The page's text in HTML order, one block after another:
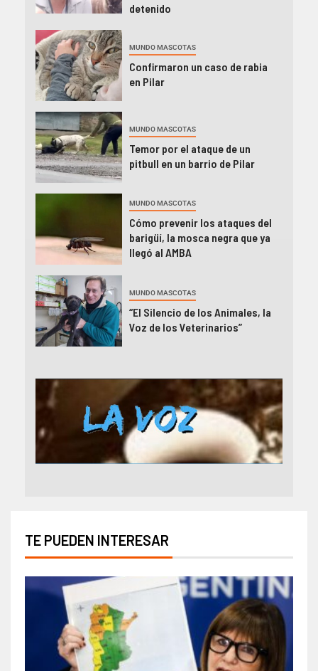
detenido
MUNDO MASCOTAS
Confirmaron un caso de rabia
en Pilar
MUNDO MASCOTAS
Temor por el ataque de un
pitbull en un barrio de Pilar
MUNDO MASCOTAS
Cómo prevenir los ataques del
barigüí, la mosca negra que ya
llegó al AMBA
MUNDO MASCOTAS
“El Silencio de los Animales, la
Voz de los Veterinarios”
TE PUEDEN INTERESAR